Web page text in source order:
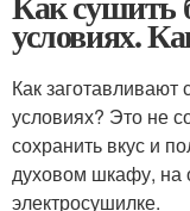
условиях.
Как
условиях? Это не
сохранить вкус и
духовом шкафу, на
электросушилке.